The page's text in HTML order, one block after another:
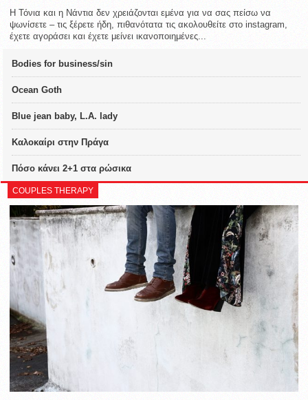
Η Τόνια και η Νάντια δεν χρειάζονται εμένα για να σας πείσω να
ψωνίσετε – τις ξέρετε ήδη, πιθανότατα τις ακολουθείτε στο instagram,
έχετε αγοράσει και έχετε μείνει ικανοποιημένες...
Bodies for business/sin
Ocean Goth
Blue jean baby, L.A. lady
Καλοκαίρι στην Πράγα
Πόσο κάνει 2+1 στα ρώσικα
COUPLES THERAPY